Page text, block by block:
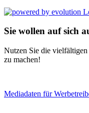
Sie wollen auf sich
Nutzen Sie die
zu machen!
Mediadaten für